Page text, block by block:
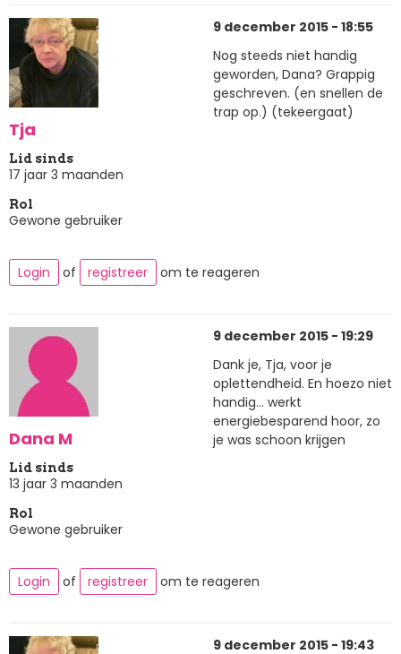
Tja
Lid sinds
17 jaar 3 maanden
Rol
Gewone gebruiker
9 december 2015 - 18:55
Nog steeds niet handig
geworden, Dana? Grappig
geschreven. (en snellen de
trap op.) (tekeergaat)
Login of registreer om te reageren
Dana M
Lid sinds
13 jaar 3 maanden
Rol
Gewone gebruiker
9 december 2015 - 19:29
Dank je, Tja, voor je
oplettendheid. En hoezo niet
handig... werkt
energiebesparend hoor, zo
je was schoon krijgen
Login of registreer om te reageren
9 december 2015 - 19:43